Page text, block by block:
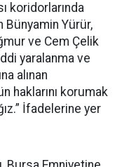
koridorlarında
Bünyamin Yürür,
ve Cem Çelik
yaralanma ve
alınan
haklarını korumak
İfadelerine yer